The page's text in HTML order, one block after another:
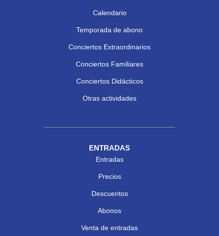
Calendario
Temporada de abono
Conciertos Extraordinarios
Conciertos Familiares
Conciertos Didácticos
Otras actividades
ENTRADAS
Entradas
Precios
Descuentos
Abonos
Venta de entradas